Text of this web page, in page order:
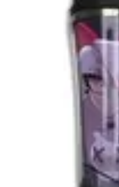
Meilleur Hôtel Voyage
DestinationsTendances
Meilleur Hôtel Voyage